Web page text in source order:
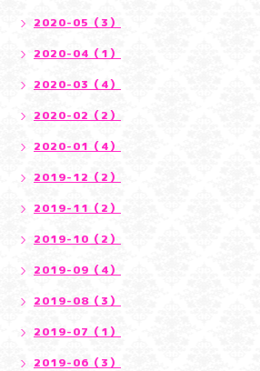
2020-05（3）
2020-04（1）
2020-03（4）
2020-02（2）
2020-01（4）
2019-12（2）
2019-11（2）
2019-10（2）
2019-09（4）
2019-08（3）
2019-07（1）
2019-06（3）